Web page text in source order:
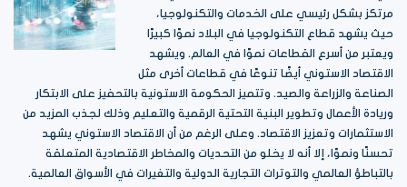
مرتكز بشكل رئيسي على الخدمات والتكنولوجيا،
حيث يشهد قطاع التكنولوجيا في البلاد نموًا كبيرًا
ويعتبر من أسرع القطاعات نموًا في العالم. ويشهد
الاقتصاد الاستوني أيضًا تنوعًا في قطاعات أخرى مثل
الصناعة والزراعة والصيد. وتتميز الحكومة الاستونية بالتحفيز على الابتكار
وريادة الأعمال وتطوير البنية التحتية الرقمية والتعليم وذلك لجذب المزيد من
الاستثمارات وتعزيز الاقتصاد. وعلى الرغم من أن الاقتصاد الاستوني يشهد
تحسنًا ونموًا، إلا أنه لا يخلو من التحديات والمخاطر الاقتصادية المتعلقة
بالتباطؤ العالمي والتوترات التجارية الدولية والتغيرات في الأسواق العالمية.